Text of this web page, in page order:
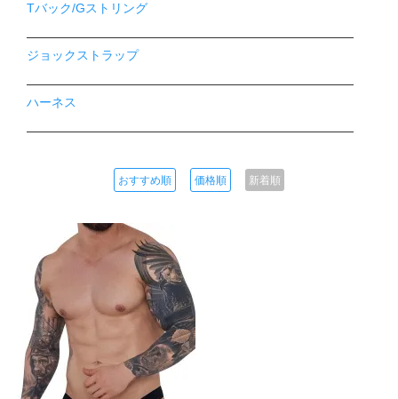
Tバック/Gストリング
ジョックストラップ
ハーネス
おすすめ順 価格順 新着順